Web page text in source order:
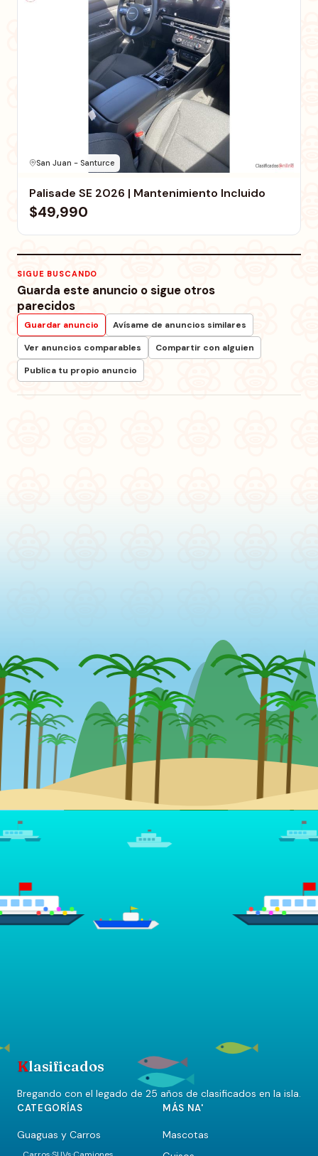
San Juan - Santurce
Palisade SE 2026 | Mantenimiento Incluido
$49,990
SIGUE BUSCANDO
Guarda este anuncio o sigue otros
parecidos
Guardar anuncio
Avísame de anuncios similares
Ver anuncios comparables
Compartir con alguien
Publica tu propio anuncio
Klasificados
Bregando con el legado de 25 años de clasificados en la isla.
CATEGORÍAS
Guaguas y Carros
MÁS NA'
Mascotas